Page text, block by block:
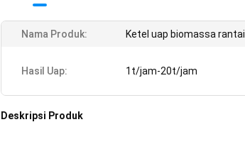
Nama Produk: Ketel uap biomassa rantai
Hasil Uap: 1t/jam-20t/jam
Deskripsi Produk